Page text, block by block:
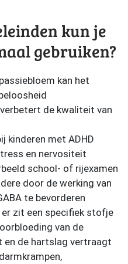
kun je
gebruiken?
kan het
de kwaliteit van
kinderen met ADHD
en nervositeit
school- of rijexamen
door de werking van
te bevorderen
zit een specifiek stofje
van de
en de hartslag vertraagt